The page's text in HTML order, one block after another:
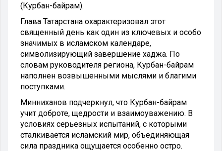
(Курбан-байрам).
Глава Татарстана охарактеризовал этот
священный день как один из ключевых и особо
значимых в исламском календаре,
символизирующий завершение хаджа. По
словам руководителя региона, Курбан-байрам
наполнен возвышенными мыслями и благими
поступками.
Минниханов подчеркнул, что Курбан-байрам
учит доброте, щедрости и взаимоуважению. В
условиях серьезных испытаний, с которыми
сталкивается исламский мир, объединяющая
сила праздника ощущается особенно остро.